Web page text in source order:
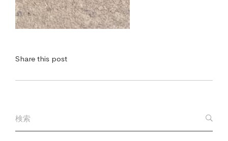
Share this post